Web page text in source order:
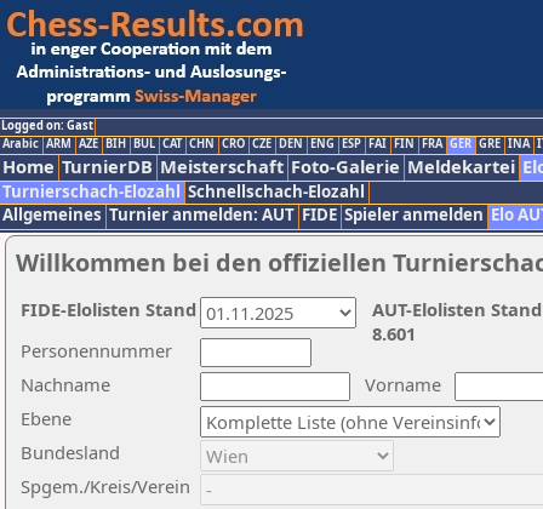
Logged on: Gast
Arabic ARM AZE BIH BUL CAT CHN CRO CZE DEN ENG ESP FAI FIN FRA GER GRE INA
Home TurnierDB Meisterschaft Foto-Galerie Meldekartei
Turnierschach-Elozahl Schnellschach-Elozahl
Allgemeines Turnier anmelden: AUT FIDE Spieler anmelden Elo
Willkommen bei den offiziellen
Nachname
Vorname
Ebene
Personennummer
Bundesland
Spgem./Kreis/Verein
AUT-Elolisten
8.601
FIDE-Elolisten Stand